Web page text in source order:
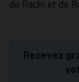
de Rachi et de
Recevez